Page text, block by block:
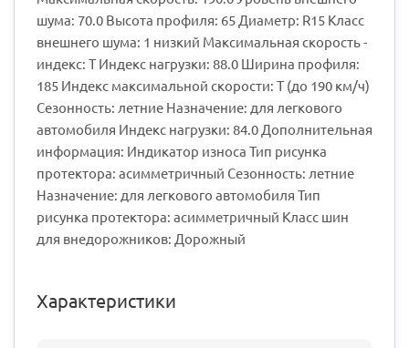
шума: 70.0 Высота профиля: 65 Диаметр: R15 Класс
внешнего шума: 1 низкий Максимальная скорость -
индекс: T Индекс нагрузки: 88.0 Ширина профиля:
185 Индекс максимальной скорости: T (до 190 км/ч)
Сезонность: летние Назначение: для легкового
автомобиля Индекс нагрузки: 84.0 Дополнительная
информация: Индикатор износа Тип рисунка
протектора: асимметричный Сезонность: летние
Назначение: для легкового автомобиля Тип
рисунка протектора: асимметричный Класс шин
для внедорожников: Дорожный
Характеристики